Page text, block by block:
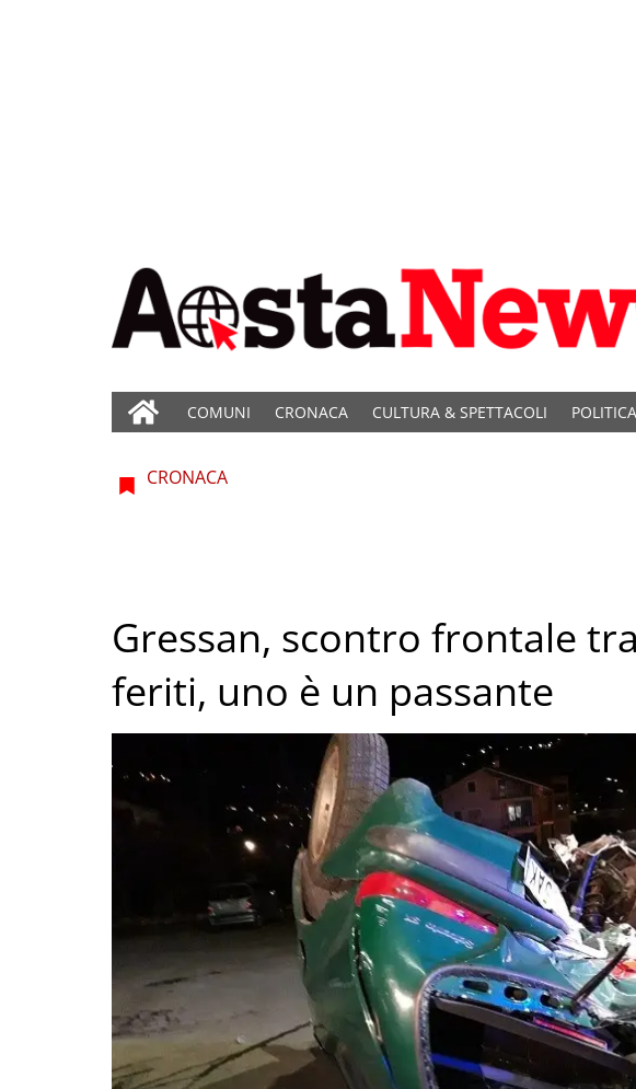
COMUNI CRONACA CULTURA & SPETTACOLI
CRONACA
Gressan, scontro frontale
feriti, uno è un passante